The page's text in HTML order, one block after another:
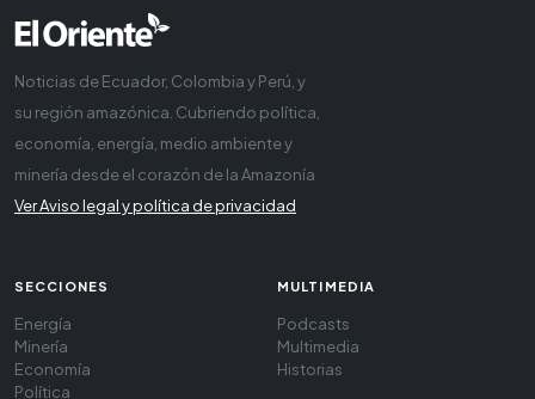
Noticias de Ecuador, Colombia y Perú, y
su región amazónica. Cubriendo política,
economía, energía, medio ambiente y
minería desde el corazón de la Amazonía
Ver Aviso legal y política de privacidad
SECCIONES
Energía
Minería
Economía
Política
MULTIMEDIA
Podcasts
Multimedia
Historias